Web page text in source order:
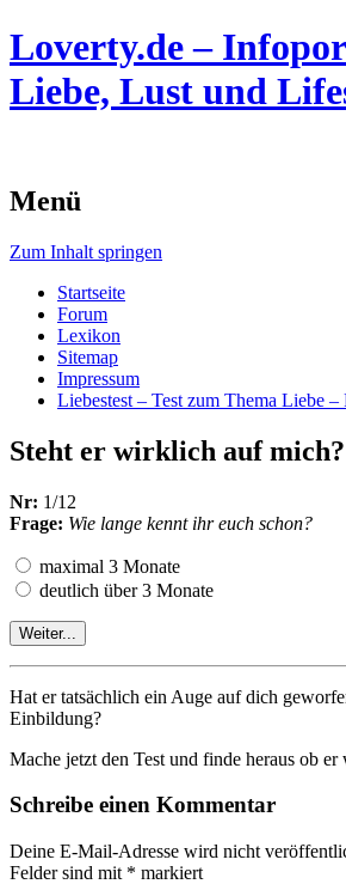
Loverty.de –
Liebe, Lust und
Menü
Zum Inhalt springen
Startseite
Forum
Lexikon
Sitemap
Impressum
Liebestest – Test zum Thema Liebe –
Steht er wirklich auf mich?
Nr: 1/12
Frage: Wie lange kennt ihr euch schon?
maximal 3 Monate
deutlich über 3 Monate
Hat er tatsächlich ein Auge auf dich
Einbildung?
Mache jetzt den Test und finde heraus ob
Schreibe einen Kommentar
Deine E-Mail-Adresse wird nicht
Felder sind mit * markiert